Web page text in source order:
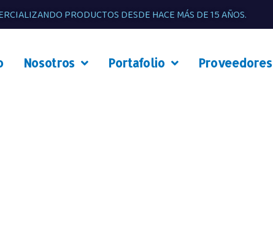
PRODUCTOS DESDE HACE MÁS DE 15 AÑOS.
Nosotros Portafolio Proveedores